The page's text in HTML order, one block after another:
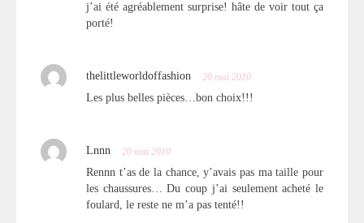
j’ai été agréablement surprise! hâte de voir tout ça
porté!
thelittleworldoffashion 20 mai 2010
Les plus belles pièces…bon choix!!!
Lnnn 20 mai 2010
Rennn t’as de la chance, y’avais pas ma taille pour
les chaussures… Du coup j’ai seulement acheté le
foulard, le reste ne m’a pas tenté!!